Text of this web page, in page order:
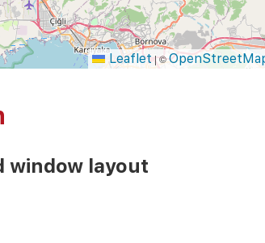
Leaflet|©
window layout